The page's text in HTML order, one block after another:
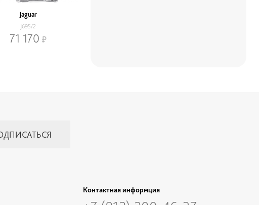
Jaguar
J695/2
71 170
Контактная информция